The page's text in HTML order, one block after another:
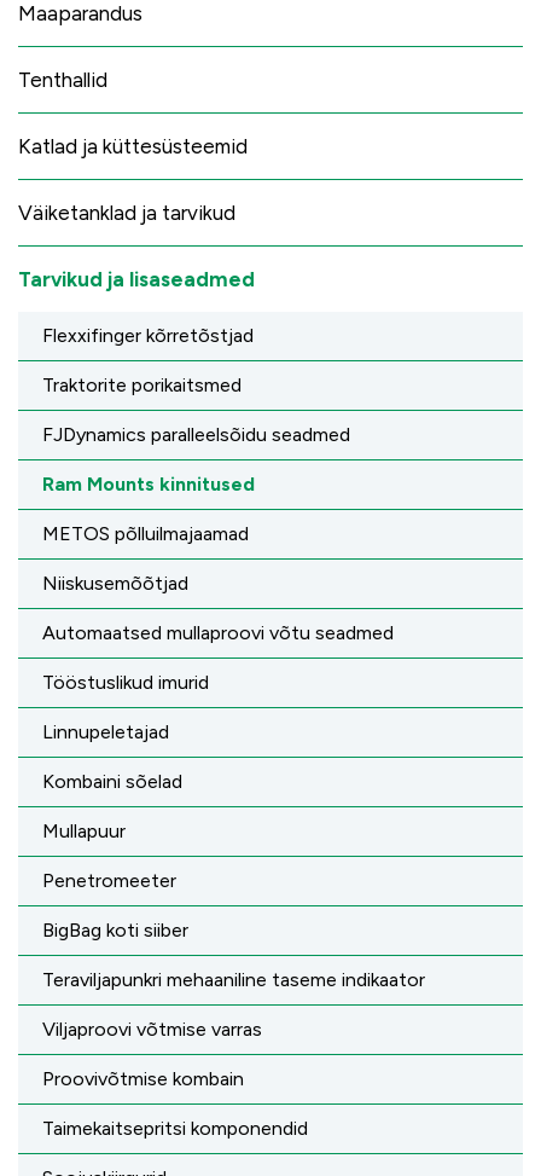
Maaparandus
Tenthallid
Katlad ja küttesüsteemid
Väiketanklad ja tarvikud
Tarvikud ja lisaseadmed
Flexxifinger kõrretõstjad
Traktorite porikaitsmed
FJDynamics paralleelsõidu seadmed
Ram Mounts kinnitused
METOS põlluilmajaamad
Niiskusemõõtjad
Automaatsed mullaproovi võtu seadmed
Tööstuslikud imurid
Linnupeletajad
Kombaini sõelad
Mullapuur
Penetromeeter
BigBag koti siiber
Teraviljapunkri mehaaniline taseme indikaator
Viljaproovi võtmise varras
Proovivõtmise kombain
Taimekaitsepritsi komponendid